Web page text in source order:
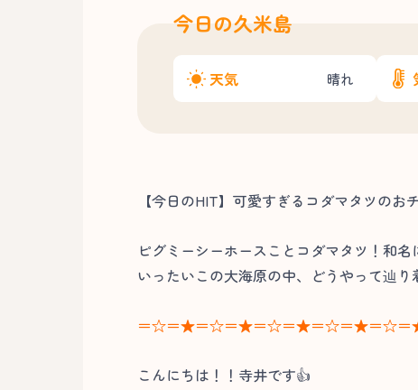
今日の久米島
天気 晴れ
【今日のHIT】可愛すぎるコダマタツのお
ピグミーシーホースことコダマタツ！和名
いったいこの大海原の中、どうやって辿
＝☆＝★＝☆＝★＝☆＝★＝☆＝★＝☆＝
こんにちは！！寺井です👍